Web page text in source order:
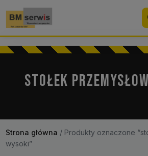
Wyszukiwarka
produktów
Kontakt 22
STOŁEK
Strona główna /Produkty oznaczone
wysoki”